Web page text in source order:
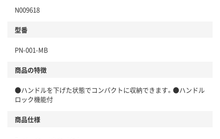
N009618
型番
PN-001-MB
商品の特徴
●ハンドルを下げた状態でコンパクトに収納できます。●ハンドル
ロック機能付
商品仕様